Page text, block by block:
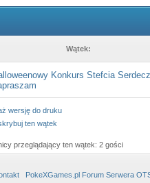
Wątek:
Konkurs Stefcia
wersję do druku
ten wątek
przeglądający ten wątek: 2 gości
PokeXGames.pl Forum Serwera